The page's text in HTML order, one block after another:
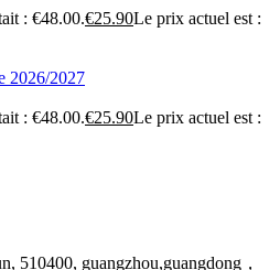
: €48.00.€25.90Le prix actuel est :
2026/2027
: €48.00.€25.90Le prix actuel est :
510400, guangzhou,guangdong，